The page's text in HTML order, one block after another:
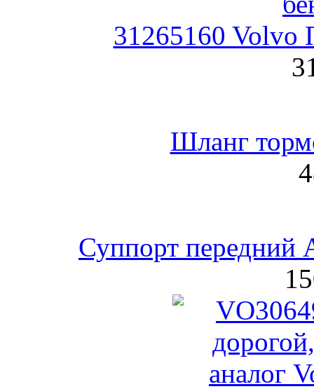
31265160 Volvo
Шланг
Суппорт передний